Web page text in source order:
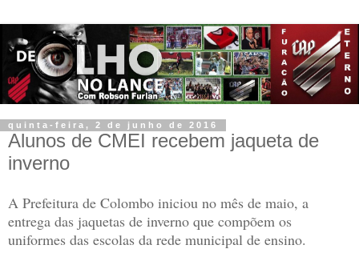
quinta-feira, 2 de junho de 2016
Alunos de CMEI recebem jaqueta de
inverno
A Prefeitura de Colombo iniciou no mês de maio, a
entrega das jaquetas de inverno que compõem os
uniformes das escolas da rede municipal de ensino.